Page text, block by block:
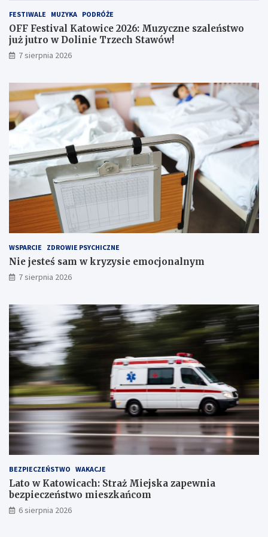
e
i
n
f
o
a
c
j
e
i
e
c
!
o
j
u
ż
j
r
o
w
D
i
n
i
T
r
c
h
S
w
ó
w
!
FESTIWALE MUZYKA PODRÓŻE
OFF Festival Katowice 2026: Muzyczne szaleństwo
już jutro w Dolinie Trzech Stawów!
7 sierpnia 2026
WSPARCIE ZDROWIE PSYCHICZNE
Nie jesteś sam w kryzysie emocjonalnym
7 sierpnia 2026
BEZPIECZEŃSTWO WAKACJE
Lato w Katowicach: Straż Miejska zapewnia
bezpieczeństwo mieszkańcom
6 sierpnia 2026